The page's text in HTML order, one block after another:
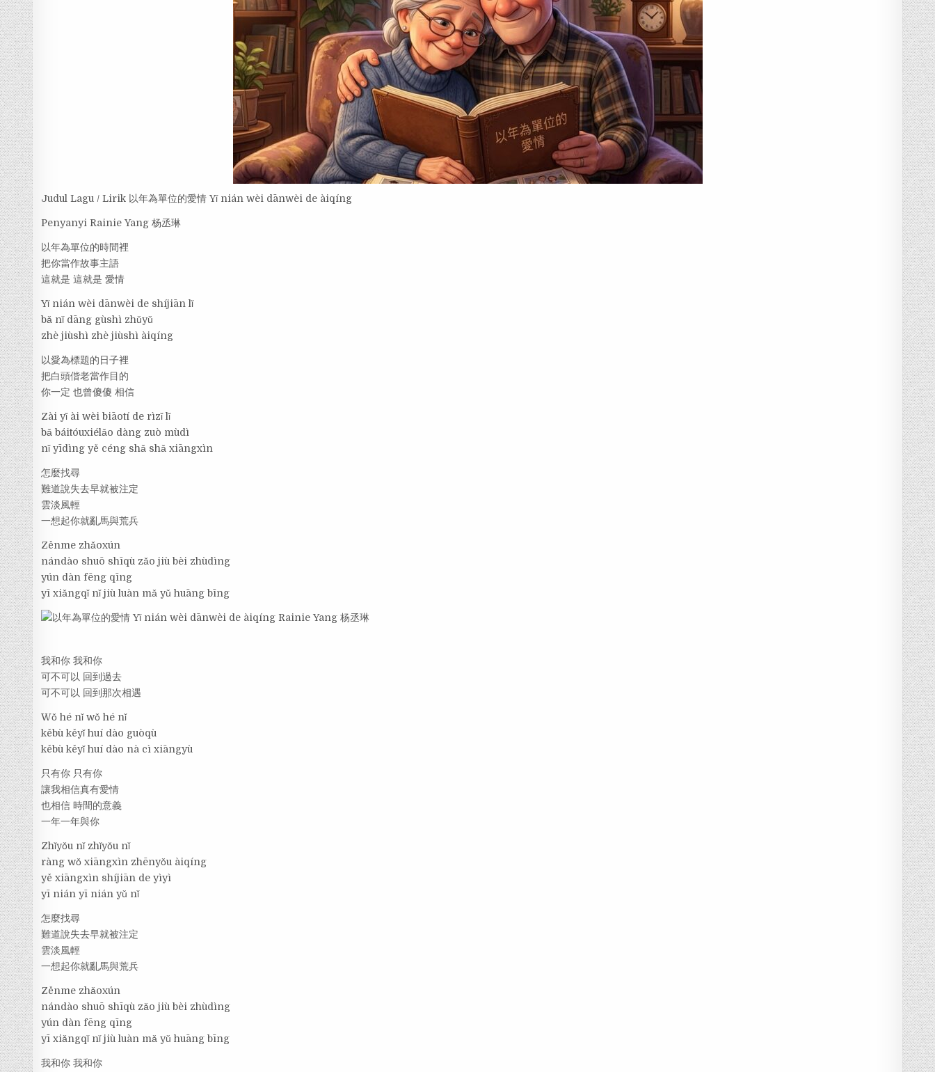
Judul Lagu / Lirik 以年為單位的愛情 Yǐ nián wèi dānwèi de àiqíng
Penyanyi Rainie Yang 杨丞琳
以年為單位的時間裡
把你當作故事主語
這就是 這就是 愛情
Yǐ nián wèi dānwèi de shíjiān lǐ
bǎ nǐ dāng gùshì zhǔyǔ
zhè jiùshì zhè jiùshì àiqíng
以愛為標題的日子裡
把白頭偕老當作目的
你一定 也曾傻傻 相信
Zài yǐ ài wèi biāotí de rìzǐ lǐ
bǎ báitóuxiélǎo dàng zuò mùdì
nǐ yīdìng yě céng shǎ shǎ xiāngxìn
怎麼找尋
難道說失去早就被注定
雲淡風輕
一想起你就亂馬與荒兵
Zěnme zhǎoxún
nándào shuō shīqù zǎo jiù bèi zhùdìng
yún dàn fēng qīng
yī xiǎngqǐ nǐ jiù luàn mǎ yǔ huāng bīng
我和你 我和你
可不可以 回到過去
可不可以 回到那次相遇
Wǒ hé nǐ wǒ hé nǐ
kěbù kěyǐ huí dào guòqù
kěbù kěyǐ huí dào nà cì xiāngyù
只有你 只有你
讓我相信真有愛情
也相信 時間的意義
一年一年與你
Zhǐyǒu nǐ zhǐyǒu nǐ
ràng wǒ xiāngxìn zhēnyǒu àiqíng
yě xiāngxìn shíjiān de yìyì
yī nián yī nián yǔ nǐ
怎麼找尋
難道說失去早就被注定
雲淡風輕
一想起你就亂馬與荒兵
Zěnme zhǎoxún
nándào shuō shīqù zǎo jiù bèi zhùdìng
yún dàn fēng qīng
yī xiǎngqǐ nǐ jiù luàn mǎ yǔ huāng bīng
我和你 我和你